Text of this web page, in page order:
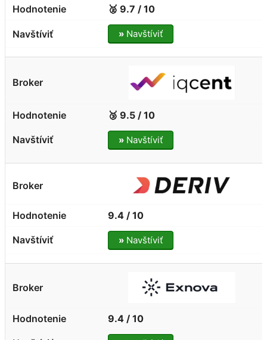
🥈 9.7 / 10
»Navštíviť
🥉 9.5 / 10
»Navštíviť
9.4 / 10
»Navštíviť
9.4 / 10